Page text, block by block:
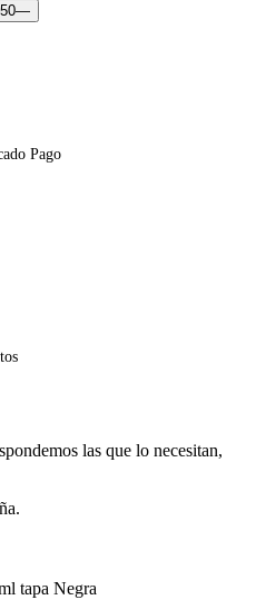
—
Pago
las que lo necesitan,
tapa Negra